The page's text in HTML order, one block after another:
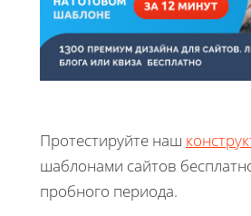
Протестируйте наш
шаблонами сайтов
пробного периода.